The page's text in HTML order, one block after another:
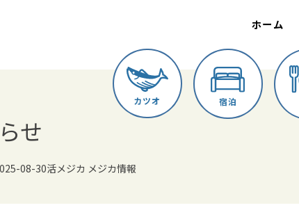
ホーム
カツオ 宿泊
せ
08-30活メジカ メジカ情報